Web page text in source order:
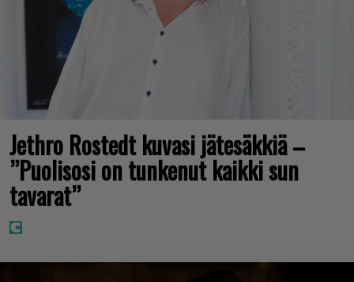
Jethro Rostedt kuvasi jätesäkkiä –
”Puolisosi on tunkenut kaikki sun
tavarat”